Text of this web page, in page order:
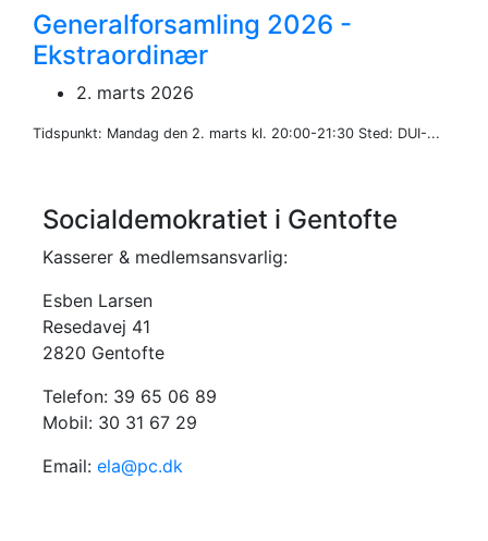
Generalforsamling 2026 -
Ekstraordinær
2. marts 2026
Tidspunkt: Mandag den 2. marts kl. 20:00-21:30 Sted: DUI-...
Socialdemokratiet i Gentofte
Kasserer & medlemsansvarlig:
Esben Larsen
Resedavej 41
2820 Gentofte
Telefon: 39 65 06 89
Mobil: 30 31 67 29
Email: ela@pc.dk